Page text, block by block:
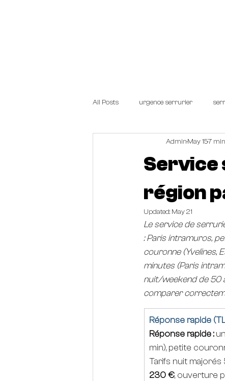
All Posts urgence serrurier
Service
région
AdminMay 157
Updated: May 21
Le service de
: Paris intramuros,
couronne (Yvelines,
minutes (Paris
nuit/weekend de 50
comparer
Réponse rapide
Réponse rapide : un
min), petite
Tarifs nuit majorés
230 €, ouverture